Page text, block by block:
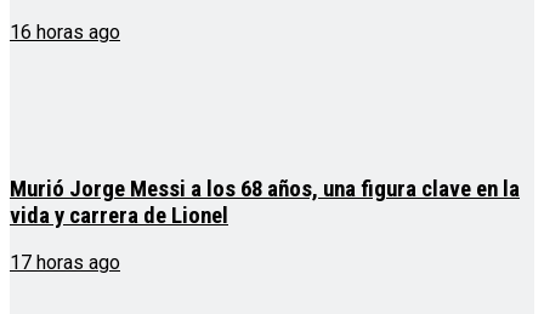
16 horas ago
Murió Jorge Messi a los 68 años, una figura clave en la
vida y carrera de Lionel
17 horas ago